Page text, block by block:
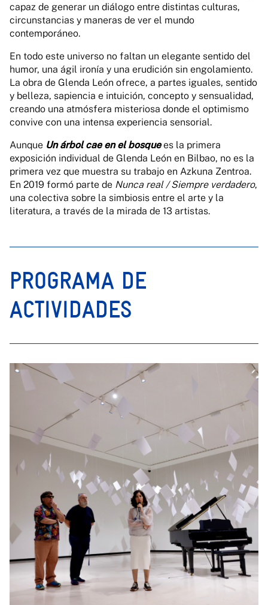
capaz de generar un diálogo entre distintas culturas,
circunstancias y maneras de ver el mundo
contemporáneo.
En todo este universo no faltan un elegante sentido del
humor, una ágil ironía y una erudición sin engolamiento.
La obra de Glenda León ofrece, a partes iguales, sentido
y belleza, sapiencia e intuición, concepto y sensualidad,
creando una atmósfera misteriosa donde el optimismo
convive con una intensa experiencia sensorial.
Aunque Un árbol cae en el bosquees la primera
exposición individual de Glenda León en Bilbao, no es la
primera vez que muestra su trabajo en Azkuna Zentroa.
En 2019 formó parte de Nunca real / Siempre verdadero,
una colectiva sobre la simbiosis entre el arte y la
literatura, a través de la mirada de 13 artistas.
PROGRAMA DE
ACTIVIDADES